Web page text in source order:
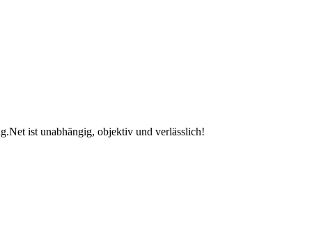
ist unabhängig, objektiv und verlässlich!